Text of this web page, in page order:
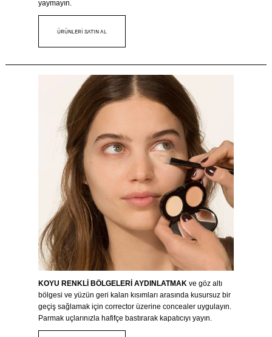
yaymayın.
ÜRÜNLERİ SATIN AL
KOYU RENKLİ BÖLGELERİ AYDINLATMAKve göz altı
bölgesi ve yüzün geri kalan kısımları arasında kusursuz bir
geçiş sağlamak için corrector üzerine concealer uygulayın.
Parmak uçlarınızla hafifçe bastırarak kapatıcıyı yayın.